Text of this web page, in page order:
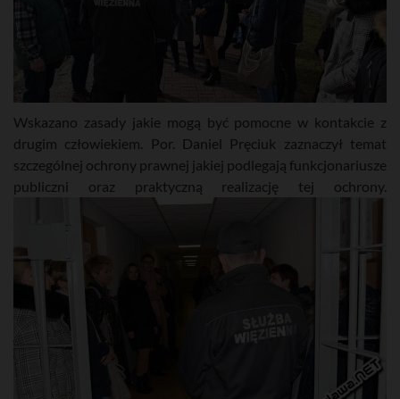
Wskazano zasady jakie mogą być pomocne w kontakcie z
drugim człowiekiem. Por. Daniel Pręciuk zaznaczył temat
szczególnej ochrony prawnej jakiej podlegają funkcjonariusze
publiczni oraz praktyczną realizację tej ochrony.